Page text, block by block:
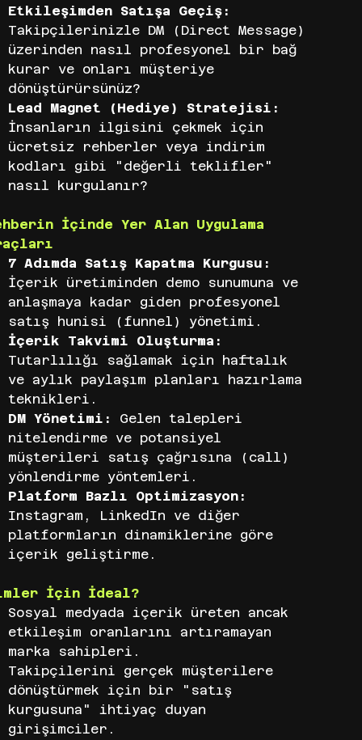
Etkileşimden Satışa Geçiş:
Takipçilerinizle DM (Direct Message)
üzerinden nasıl profesyonel bir bağ
kurar ve onları müşteriye
dönüştürürsünüz?
Lead Magnet (Hediye) Stratejisi:
İnsanların ilgisini çekmek için
ücretsiz rehberler veya indirim
kodları gibi "değerli teklifler"
nasıl kurgulanır?
İçinde Yer Alan Uygulama
7 Adımda Satış Kapatma Kurgusu:
İçerik üretiminden demo sunumuna ve
anlaşmaya kadar giden profesyonel
satış hunisi (funnel) yönetimi.
İçerik Takvimi Oluşturma:
Tutarlılığı sağlamak için haftalık
ve aylık paylaşım planları hazırlama
teknikleri.
DM Yönetimi: Gelen talepleri
nitelendirme ve potansiyel
müşterileri satış çağrısına (call)
yönlendirme yöntemleri.
Platform Bazlı Optimizasyon:
Instagram, LinkedIn ve diğer
platformların dinamiklerine göre
içerik geliştirme.
İçin İdeal?
Sosyal medyada içerik üreten ancak
etkileşim oranlarını artıramayan
marka sahipleri.
Takipçilerini gerçek müşterilere
dönüştürmek için bir "satış
kurgusuna" ihtiyaç duyan
girişimciler.